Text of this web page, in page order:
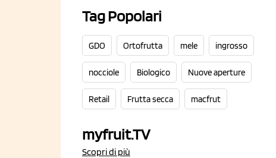
Tag Popolari
GDO Ortofrutta mele ingrosso
nocciole Biologico Nuove aperture
Retail Frutta secca macfrut
myfruit.TV
Scopri di più